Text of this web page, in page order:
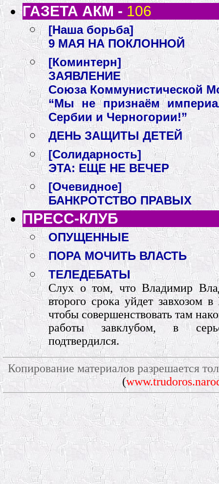
ГАЗЕТА АКМ - 106
[Наша борьба]
9 МАЯ НА ПОКЛОННОЙ
[Коминтерн]
ЗАЯВЛЕНИЕ
Союза Коммунистической
“Мы не признаём
Сербии и Черногории!”
ДЕНЬ ЗАЩИТЫ ДЕТЕЙ
[Солидарность]
ЭТА: ЕЩЕ НЕ ВЕЧЕР
[Очевидное]
БАНКРОТСТВО ПРАВЫХ
ПРЕСС-КЛУБ
ОПУЩЕННЫЕ
ПОРА МОЧИТЬ ВЛАСТЬ
ТЕЛЕДЕБАТЫ
Слух о том, что Владимир
второго срока уйдет завхозом
чтобы совершенствовать там
работы завклубом, в
подтвердился.
Копирование материалов разрешается
(